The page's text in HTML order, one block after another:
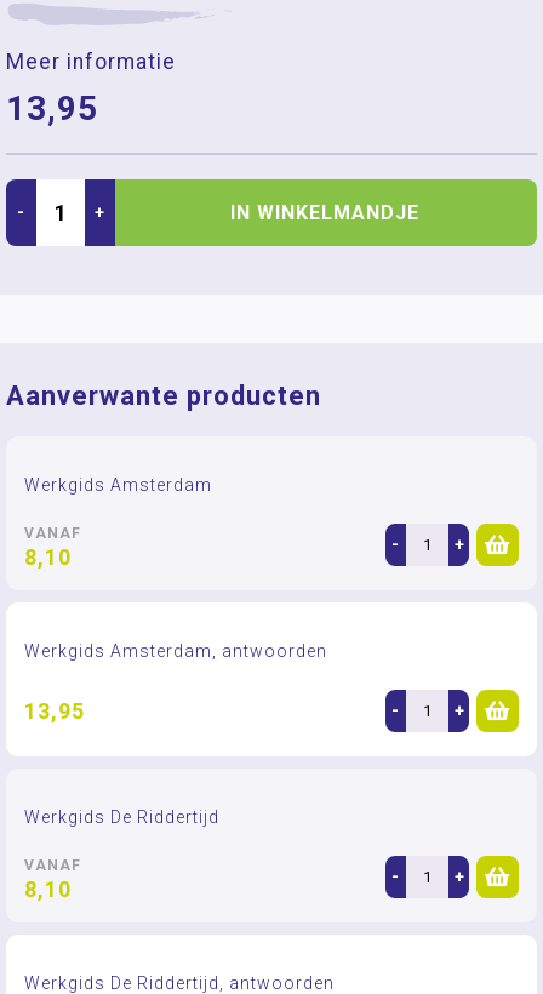
Meer informatie
13,95
- + IN WINKELMANDJE
Aanverwante producten
Werkgids Amsterdam
VANAF
8,10 - +
Werkgids Amsterdam, antwoorden
13,95 - +
Werkgids De Riddertijd
VANAF
8,10 - +
Werkgids De Riddertijd, antwoorden